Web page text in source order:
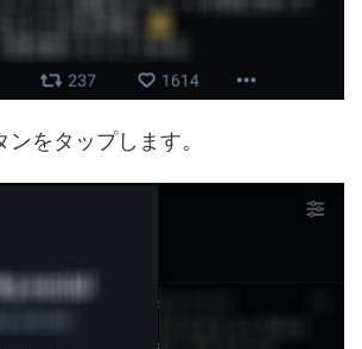
をタップします。